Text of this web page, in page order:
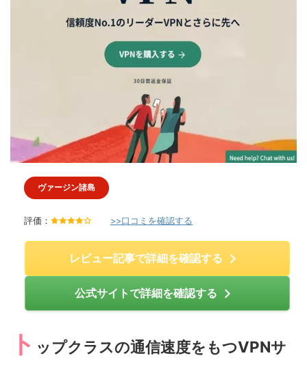
ヴァージン諸島
評価：
0
5
>>口コミを確認する
レビュー記事で詳細を確認する
公式サイトで詳細を確認する
ト ップクラスの通信速度をもつVPNサ